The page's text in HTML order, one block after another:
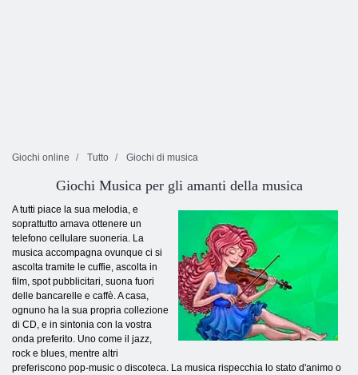
Giochi online Tutto Giochi di musica
Giochi Musica per gli amanti della musica
A tutti piace la sua melodia, e
soprattutto amava ottenere un
telefono cellulare suoneria. La
musica accompagna ovunque ci si
ascolta tramite le cuffie, ascolta in
film, spot pubblicitari, suona fuori
delle bancarelle e caffè. A casa,
ognuno ha la sua propria collezione
di CD, e in sintonia con la vostra
onda preferito. Uno come il jazz,
rock e blues, mentre altri
preferiscono pop-music o discoteca. La musica rispecchia lo stato d'animo o